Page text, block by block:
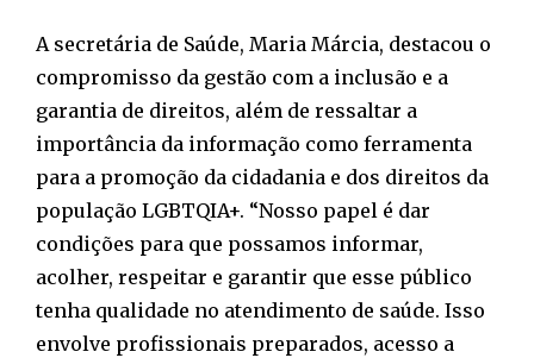
A secretária de Saúde, Maria Márcia, destacou o
compromisso da gestão com a inclusão e a
garantia de direitos, além de ressaltar a
importância da informação como ferramenta
para a promoção da cidadania e dos direitos da
população LGBTQIA+. “Nosso papel é dar
condições para que possamos informar,
acolher, respeitar e garantir que esse público
tenha qualidade no atendimento de saúde. Isso
envolve profissionais preparados, acesso a